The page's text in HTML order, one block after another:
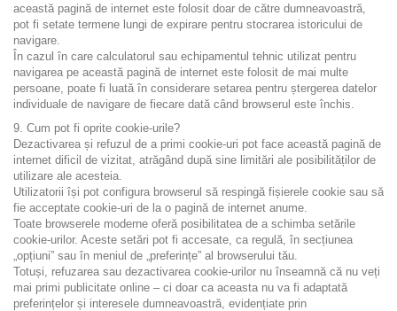
această pagină de internet este folosit doar de către dumneavoastră,
pot fi setate termene lungi de expirare pentru stocrarea istoricului de
navigare.
În cazul în care calculatorul sau echipamentul tehnic utilizat pentru
navigarea pe această pagină de internet este folosit de mai multe
persoane, poate fi luată în considerare setarea pentru ștergerea datelor
individuale de navigare de fiecare dată când browserul este închis.
9. Cum pot fi oprite cookie-urile?
Dezactivarea și refuzul de a primi cookie-uri pot face această pagină de
internet dificil de vizitat, atrăgând după sine limitări ale posibilităților de
utilizare ale acesteia.
Utilizatorii își pot configura browserul să respingă fișierele cookie sau să
fie acceptate cookie-uri de la o pagină de internet anume.
Toate browserele moderne oferă posibilitatea de a schimba setările
cookie-urilor. Aceste setări pot fi accesate, ca regulă, în secțiunea
„opțiuni” sau în meniul de „preferințe” al browserului tău.
Totuși, refuzarea sau dezactivarea cookie-urilor nu înseamnă că nu veți
mai primi publicitate online – ci doar ca aceasta nu va fi adaptată
preferințelor și interesele dumneavoastră, evidențiate prin